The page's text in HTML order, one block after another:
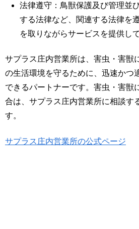
法律遵守：鳥獣保護及び管理並
する法律など、関連する法律を
を取りながらサービスを提供し
サプラス庄内営業所は、害虫・害獣
の生活環境を守るために、迅速かつ
できるパートナーです。害虫・害獣
合は、サプラス庄内営業所に相談す
す。
サプラス庄内営業所の公式ページ